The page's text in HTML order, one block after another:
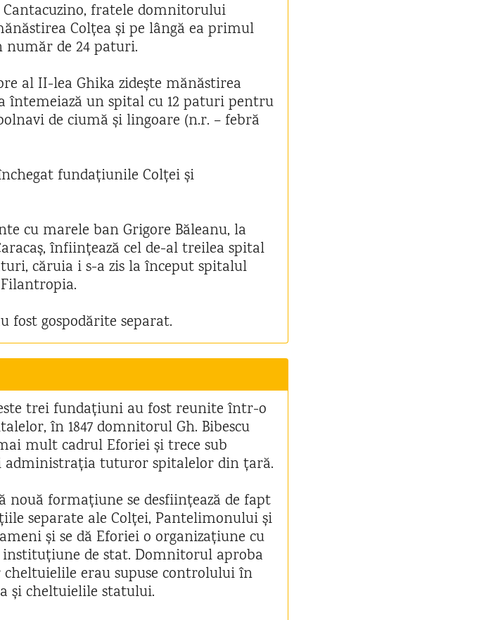
Cantacuzino, fratele domnitorului
Colțea și pe lângă ea primul
număr de 24 paturi.
al II-lea Ghika zidește mănăstirea
întemeiază un spital cu 12 paturi pentru
de ciumă și lingoare (n.r. – febră
fundațiunile Colței și
cu marele ban Grigore Băleanu, la
înființează cel de-al treilea spital
căruia i s-a zis la început spitalul
fost gospodărite separat.
trei fundațiuni au fost reunite într-o
în 1847 domnitorul Gh. Bibescu
mult cadrul Eforiei și trece sub
administrația tuturor spitalelor din țară.
nouă formațiune se desființează de fapt
separate ale Colței, Pantelimonului și
și se dă Eforiei o organizațiune cu
instituțiune de stat. Domnitorul aproba
erau supuse controlului în
și cheltuielile statului.